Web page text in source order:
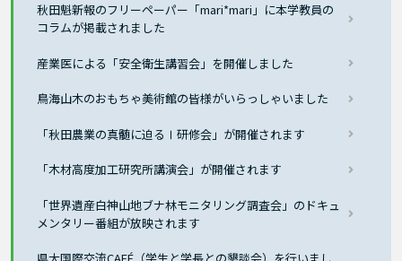
秋田魁新報のフリーペーパー「mari*mari」に本学教員の
コラムが掲載されました
産業医による「安全衛生講習会」を開催しました
鳥海山木のおもちゃ美術館の皆様がいらっしゃいました
「秋田農業の真髄に迫るⅠ研修会」が開催されます
「木材高度加工研究所講演会」が開催されます
「世界遺産白神山地ブナ林モニタリング調査会」のドキュ
メンタリー番組が放映されます